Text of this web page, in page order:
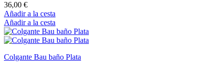
36,00 €
Añadir a la cesta
Añadir a la cesta
Colgante Bau baño Plata